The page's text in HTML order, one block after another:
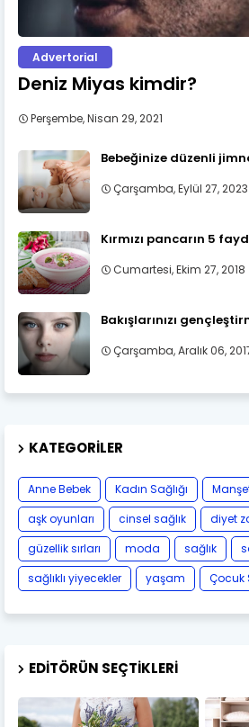
Advertorial
Deniz Miyas kimdir?
Perşembe, Nisan 29, 2021
Bebeğinize düzenli
Çarşamba, Eylül 27, 2023
Kırmızı pancarın 5
Cumartesi, Ekim 27, 2018
Bakışlarınızı
Çarşamba, Aralık 06,
KATEGORILER
Anne Bebek Kadın Sağlığı
aşk oyunları
cinsel sağlık
diyet
güzellik sırları
moda sağlık
sağlıklı yiyecekler
yaşam Çocuk
EDITÖRÜN SEÇTIKLERI